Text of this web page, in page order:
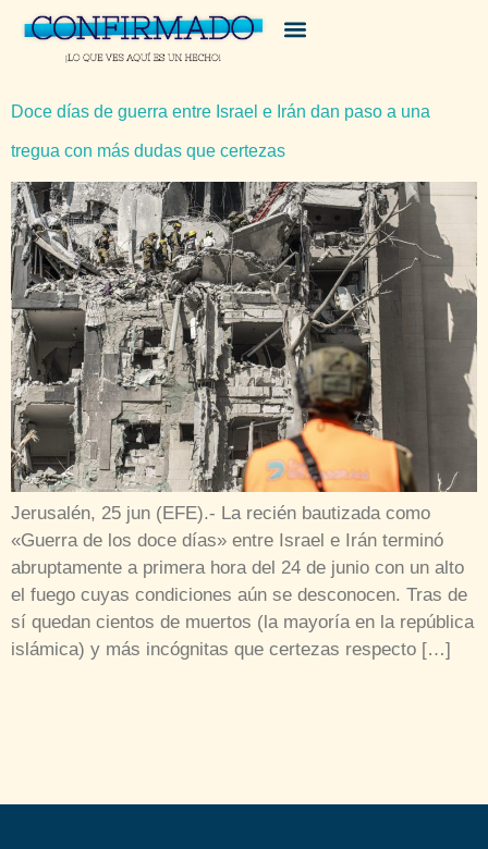
Doce días de guerra entre Israel e Irán dan paso a una
tregua con más dudas que certezas
Jerusalén, 25 jun (EFE).- La recién bautizada como
«Guerra de los doce días» entre Israel e Irán terminó
abruptamente a primera hora del 24 de junio con un alto
el fuego cuyas condiciones aún se desconocen. Tras de
sí quedan cientos de muertos (la mayoría en la república
islámica) y más incógnitas que certezas respecto […]